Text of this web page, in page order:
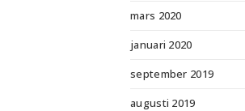
mars 2020
januari 2020
september 2019
augusti 2019